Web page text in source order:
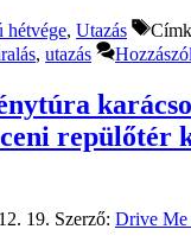
hétvége, Utazás
, utazás
repülőtér
19. Szerző: Drive Me